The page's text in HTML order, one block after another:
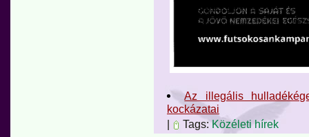
Az illegális
kockázatai
|
Tags:Közéleti hírek